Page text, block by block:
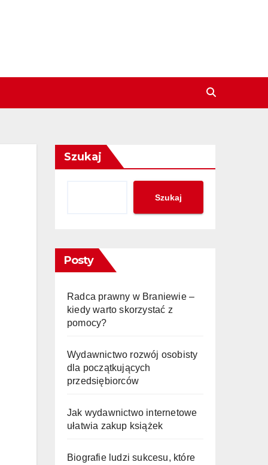
Szukaj
Szukaj
Posty
Radca prawny w Braniewie –
kiedy warto skorzystać z
pomocy?
Wydawnictwo rozwój osobisty
dla początkujących
przedsiębiorców
Jak wydawnictwo internetowe
ułatwia zakup książek
Biografie ludzi sukcesu, które